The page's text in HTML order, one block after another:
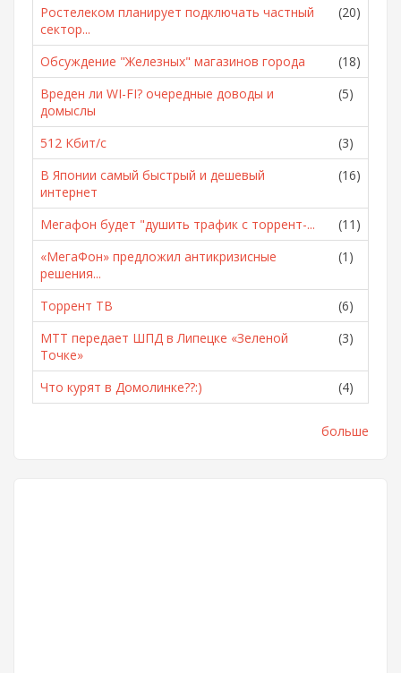
Ростелеком планирует подключать частный
сектор...
(20)
Обсуждение "Железных" магазинов города
(18)
Вреден ли WI-FI? очередные доводы и
домыслы
(5)
512 Кбит/с
(3)
В Японии самый быстрый и дешевый
интернет
(16)
Мегафон будет "душить трафик с торрент-...
(11)
«МегаФон» предложил антикризисные
решения...
(1)
Торрент ТВ
(6)
МТТ передает ШПД в Липецке «Зеленой
Точке»
(3)
Что курят в Домолинке??:) (4)
больше